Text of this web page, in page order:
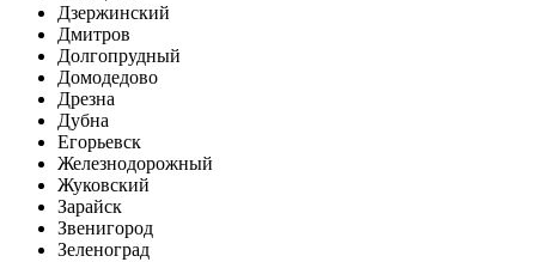
Дзержинский
Дмитров
Долгопрудный
Домодедово
Дрезна
Дубна
Егорьевск
Железнодорожный
Жуковский
Зарайск
Звенигород
Зеленоград